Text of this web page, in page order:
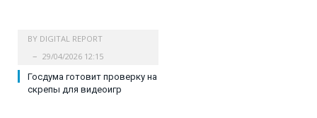
BY DIGITAL REPORT
29/04/2026 12:15
Госдума готовит проверку на
скрепы для видеоигр